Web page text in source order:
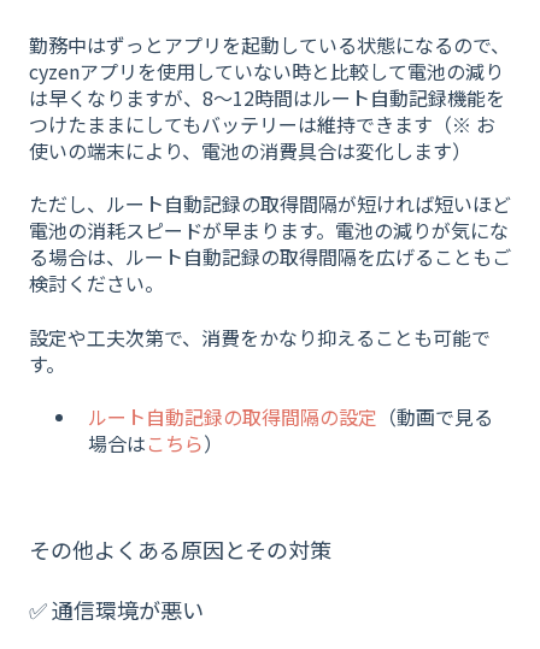
勤務中はずっとアプリを起動している状態になるので、
cyzenアプリを使用していない時と比較して電池の減り
は早くなりますが、8〜12時間はルート自動記録機能を
つけたままにしてもバッテリーは維持できます（※ お
使いの端末により、電池の消費具合は変化します）
ただし、ルート自動記録の取得間隔が短ければ短いほど
電池の消耗スピードが早まります。電池の減りが気にな
る場合は、ルート自動記録の取得間隔を広げることもご
検討ください。
設定や工夫次第で、消費をかなり抑えることも可能で
す。
ルート自動記録の取得間隔の設定 （動画で見る
場合はこちら）
その他よくある原因とその対策
✅ 通信環境が悪い